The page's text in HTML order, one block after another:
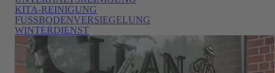
KITA-REINIGUNG
FUSSBODENVERSIEGELUNG
WINTERDIENST